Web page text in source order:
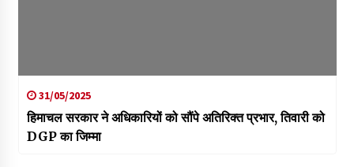
31/05/2025
हिमाचल सरकार ने अधिकारियों को सौंपे अतिरिक्त प्रभार, तिवारी को
DGP का जिम्मा